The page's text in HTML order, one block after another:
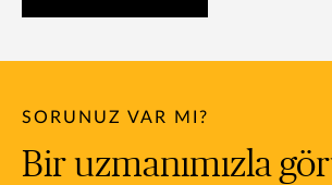
SORUNUZ VAR MI?
Bir uzmanımızla